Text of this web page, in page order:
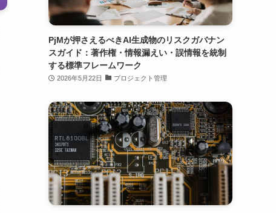
PjMが押さえるべきAI生成物のリスクガバナン
スガイド：著作権・情報漏えい・誤情報を統制
する標準フレームワーク
2026年5月22日 プロジェクト管理